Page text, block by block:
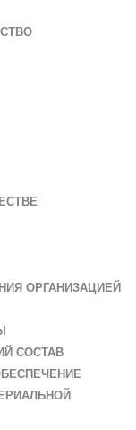
ОРГАНИЗАЦИЕЙ
СОСТАВ